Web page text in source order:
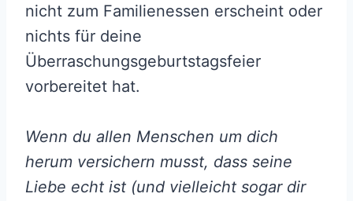
nicht zum Familienessen erscheint oder
nichts für deine
Überraschungsgeburtstagsfeier
vorbereitet hat.
Wenn du allen Menschen um dich
herum versichern musst, dass seine
Liebe echt ist (und vielleicht sogar dir